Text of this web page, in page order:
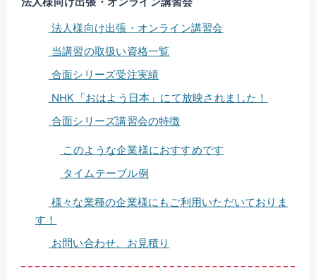
法人様向け出張・オンライン講習会
当講習の取扱い資格一覧
合面シリーズ受注実績
NHK「おはよう日本」にて放映されました！
合面シリーズ講習会の特徴
このような企業様におすすめです
タイムテーブル例
様々な業種の企業様にもご利用いただいておりま
す！
お問い合わせ、お見積り